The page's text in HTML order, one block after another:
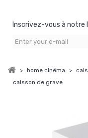
Inscrivez-vous à
> home cinéma >
caisson de grave